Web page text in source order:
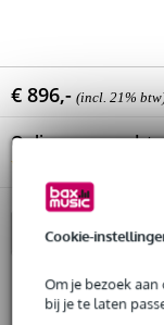
Cookie-
Om je bezoek
bij je te laten
€ 896,- (incl. 21%
Online
weken
Gratis verzending